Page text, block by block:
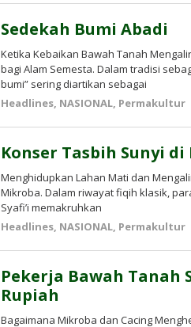
Sedekah Bumi Abadi
Ketika Kebaikan Bawah Tanah
bagi Alam Semesta. Dalam tradisi
bumi” sering diartikan sebagai
Headlines, NASIONAL, Permakultur
Konser Tasbih Sunyi
Menghidupkan Lahan Mati dan
Mikroba. Dalam riwayat fiqih klasik,
Syafi’i memakruhkan
Headlines, NASIONAL, Permakultur
Pekerja Bawah Tanah
Rupiah
Bagaimana Mikroba dan Cacing